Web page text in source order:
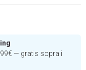
— gratis sopra i